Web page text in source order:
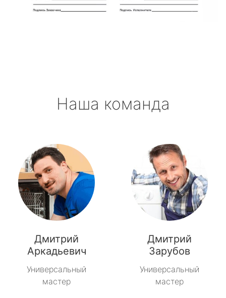
Наша команда
Дмитрий
Аркадьевич
Универсальный
мастер
Дмитрий
Зарубов
Универсальный
мастер